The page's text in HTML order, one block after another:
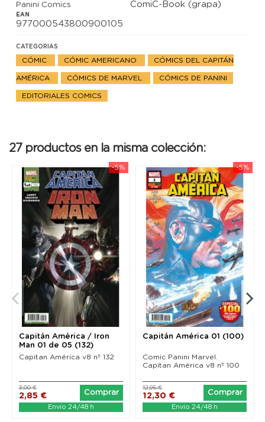
Panini Comics ComiC-Book (grapa)
EAN
977000543800900105
CATEGORIAS
CÓMIC CÓMIC AMERICANO CÓMICS DEL CAPITÁN
AMÉRICA CÓMICS DE MARVEL CÓMICS DE PANINI
EDITORIALES COMICS
27 productos en la misma colección:
-5%
Capitán América / Iron
Man 01 de 05 (132)
Capitan América v8 nº 132
2,85 €
3,00 €
Comprar
Envío 24/48 h
-5%
Capitán América 01 (100)
Comic Panini Marvel.
Capitan América v8 nº 100
12,30 €
12,95 €
Comprar
Envío 24/48 h